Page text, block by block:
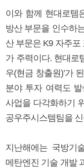
이와 함께 현대로템
방산 부문을 인수하
산 부문은 K9 자주포
가 주력이다. 현대로
우(현금 창출원)’가
분야 투자 여력도
사업을 다각화하기
공우주시스템팀을
지난해에는 국방기
메탄엔진 기술 개발